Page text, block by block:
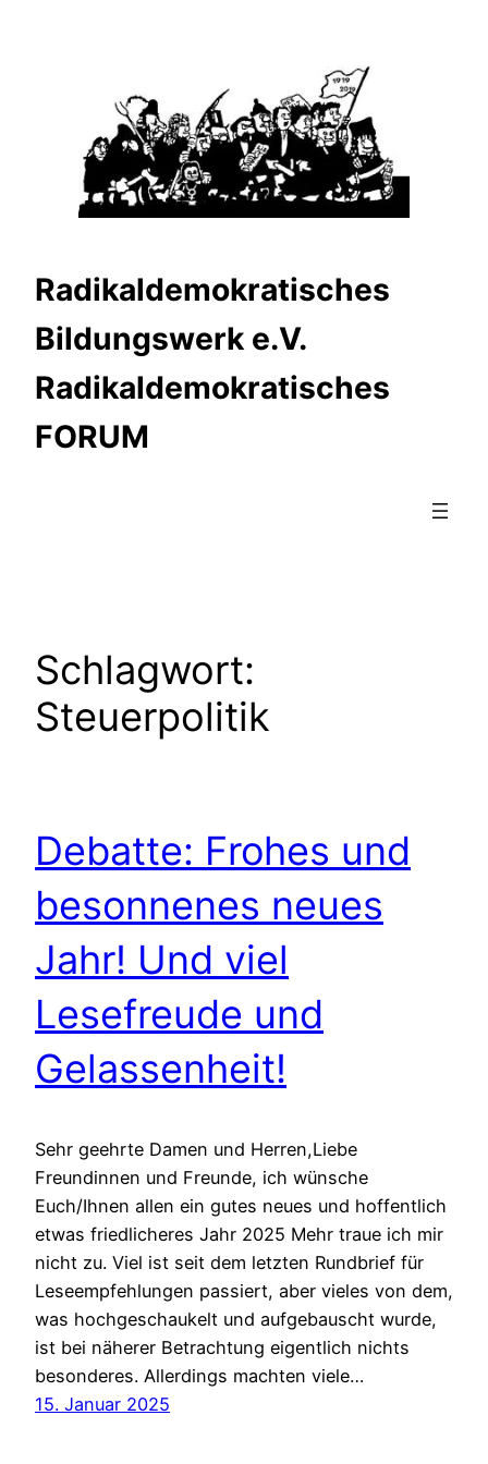
Radikaldemokratisches
Bildungswerk e.V.
Radikaldemokratisches
FORUM
Schlagwort:
Steuerpolitik
Debatte: Frohes und
besonnenes neues
Jahr! Und viel
Lesefreude und
Gelassenheit!
Sehr geehrte Damen und Herren,Liebe
Freundinnen und Freunde, ich wünsche
Euch/Ihnen allen ein gutes neues und hoffentlich
etwas friedlicheres Jahr 2025 Mehr traue ich mir
nicht zu. Viel ist seit dem letzten Rundbrief für
Leseempfehlungen passiert, aber vieles von dem,
was hochgeschaukelt und aufgebauscht wurde,
ist bei näherer Betrachtung eigentlich nichts
besonderes. Allerdings machten viele…
15. Januar 2025